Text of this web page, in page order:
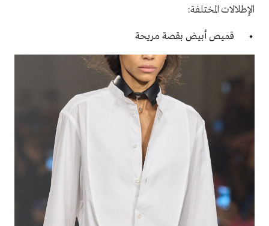
الإطلالات المختلفة:
قميص أبيض بقصة مريحة